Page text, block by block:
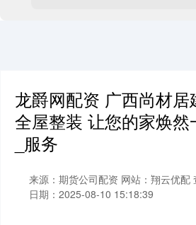
龙爵网配资 广西尚材居
全屋整装 让您的家焕然
_服务
来源：期货公司配资 网站：翔云优配
日期：2025-08-10 15:18:39